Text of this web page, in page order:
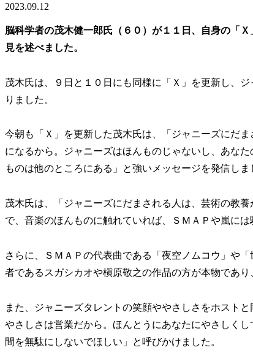
2023.09.12
脳科学者の茂木健一郎氏（６０）が１１日、自身の「
見を述べました。
茂木氏は、９日と１０日にも同様に「Ｘ」を更新し、
りました。
今朝も「Ｘ」を更新した茂木氏は、「ジャニーズにだ
になるから。ジャニーズはほんものじゃないし、あな
ものは他のところにある」と強いメッセージを発信しま
茂木氏は、「ジャニーズにだまされる人は、芸術の教
で、音楽のほんものに触れていれば、ＳＭＡＰや嵐には
さらに、ＳＭＡＰの代表曲である「夜空ノムコウ」や
者であるスガシカオや槇原敬之の作品の方が本物であ
また、ジャニーズタレントの笑顔ややさしさをホスト
やさしさは営業だから。ほんとうにあなたにやさしく
間を無駄にしないでほしい」と呼びかけました。